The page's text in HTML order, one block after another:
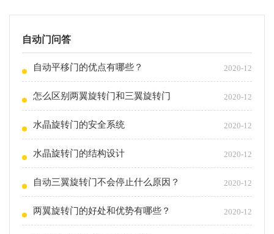
自动门问答
自动平移门的优点有哪些？ 2020-12
怎么区别两翼旋转门和三翼旋转门 2020-12
水晶旋转门的安全系统 2020-12
水晶旋转门的结构设计 2020-12
自动三翼旋转门不会停止什么原因？ 2020-12
两翼旋转门的好处和优势有哪些？ 2020-12